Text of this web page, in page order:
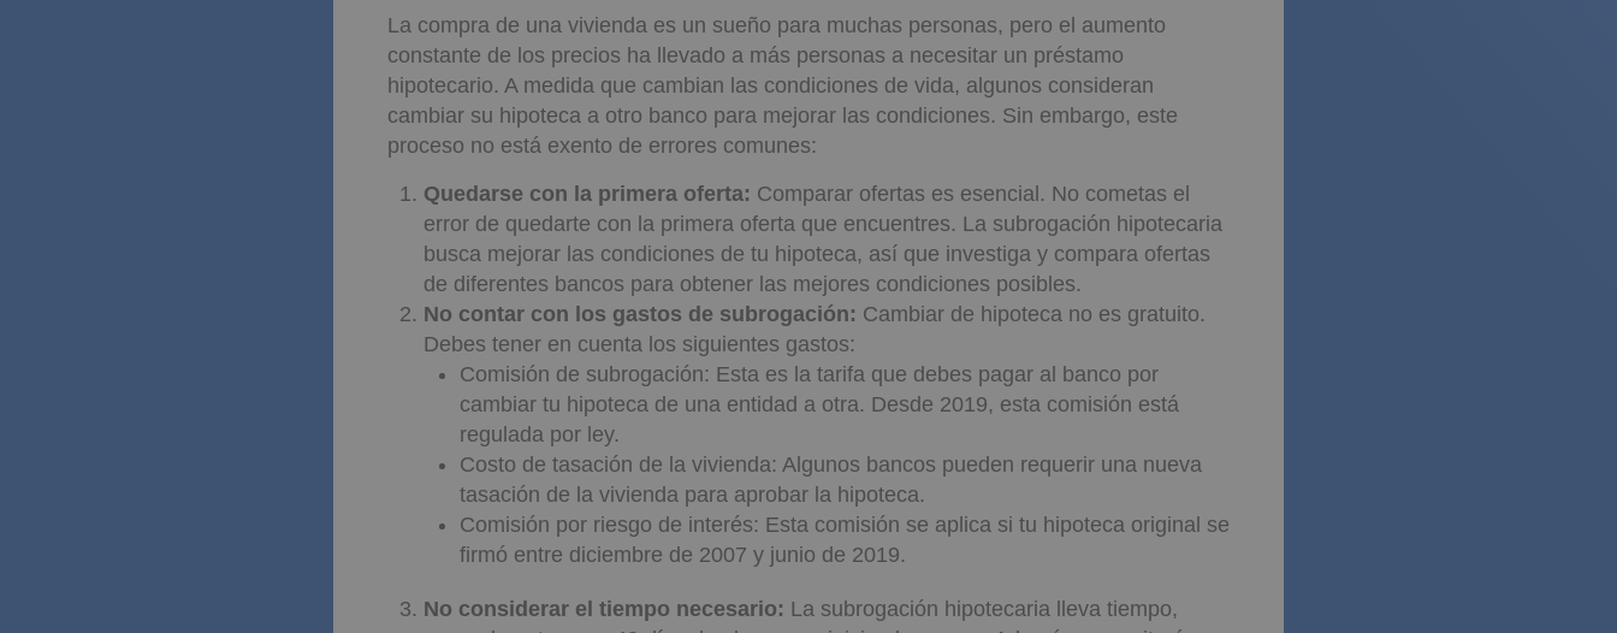
La compra de una vivienda es un sueño para muchas personas, pero el aumento
constante de los precios ha llevado a más personas a necesitar un préstamo
hipotecario. A medida que cambian las condiciones de vida, algunos consideran
cambiar su hipoteca a otro banco para mejorar las condiciones. Sin embargo, este
proceso no está exento de errores comunes:
Quedarse con la primera oferta: Comparar ofertas es esencial. No cometas el
error de quedarte con la primera oferta que encuentres. La subrogación hipotecaria
busca mejorar las condiciones de tu hipoteca, así que investiga y compara ofertas
de diferentes bancos para obtener las mejores condiciones posibles.
No contar con los gastos de subrogación: Cambiar de hipoteca no es gratuito.
Debes tener en cuenta los siguientes gastos:
Comisión de subrogación: Esta es la tarifa que debes pagar al banco por
cambiar tu hipoteca de una entidad a otra. Desde 2019, esta comisión está
regulada por ley.
Costo de tasación de la vivienda: Algunos bancos pueden requerir una nueva
tasación de la vivienda para aprobar la hipoteca.
Comisión por riesgo de interés: Esta comisión se aplica si tu hipoteca original se
firmó entre diciembre de 2007 y junio de 2019.
No considerar el tiempo necesario: La subrogación hipotecaria lleva tiempo,